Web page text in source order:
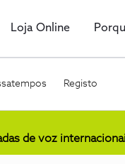
Loja Online
Registo
de voz